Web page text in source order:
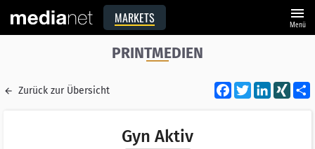
MARKETS menu
Menü
PRINTMEDIEN
Zurück zur Übersicht Facebook
Twitter XING
Gyn Aktiv